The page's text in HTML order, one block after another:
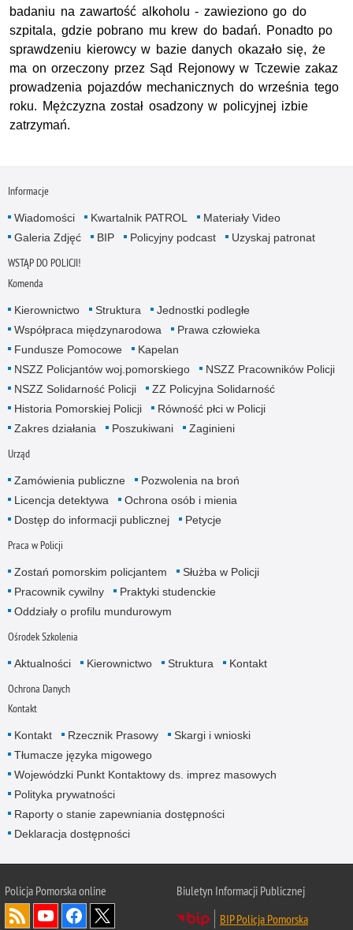
badaniu na zawartość alkoholu - zawieziono go do
szpitala, gdzie pobrano mu krew do badań. Ponadto po
sprawdzeniu kierowcy w bazie danych okazało się, że
ma on orzeczony przez Sąd Rejonowy w Tczewie zakaz
prowadzenia pojazdów mechanicznych do września tego
roku. Mężczyzna został osadzony w policyjnej izbie
zatrzymań.
Informacje
Wiadomości Kwartalnik PATROL
Materiały Video
Galeria Zdjęć
BIP Policyjny podcast Uzyskaj patronat
WSTĄP DO POLICJI!
Komenda
Kierownictwo Struktura
Jednostki podległe
Współpraca międzynarodowa
Prawa człowieka
Fundusze Pomocowe
Kapelan
NSZZ Policjantów woj.pomorskiego
NSZZ Pracowników Policji
NSZZ Solidarność Policji
ZZ Policyjna Solidarność
Historia Pomorskiej Policji
Równość płci w Policji
Zakres działania
Poszukiwani Zaginieni
Urząd
Zamówienia publiczne
Pozwolenia na broń
Licencja detektywa
Ochrona osób i mienia
Dostęp do informacji publicznej
Petycje
Praca w Policji
Zostań pomorskim policjantem
Służba w Policji
Pracownik cywilny
Praktyki studenckie
Oddziały o profilu mundurowym
Ośrodek Szkolenia
Aktualności Kierownictwo Struktura Kontakt
Ochrona Danych
Kontakt
Kontakt Rzecznik Prasowy
Skargi i wnioski
Tłumacze języka migowego
Wojewódzki Punkt Kontaktowy ds. imprez masowych
Polityka prywatności
Raporty o stanie zapewniania dostępności
Deklaracja dostępności
Policja Pomorska online
Biuletyn Informacji Publicznej
BIP Policja Pomorska